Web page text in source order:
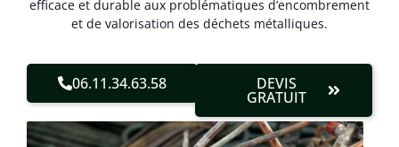
efficace et durable aux problématiques d’encombrement
et de valorisation des déchets métalliques.
06.11.34.63.58 DEVIS
GRATUIT